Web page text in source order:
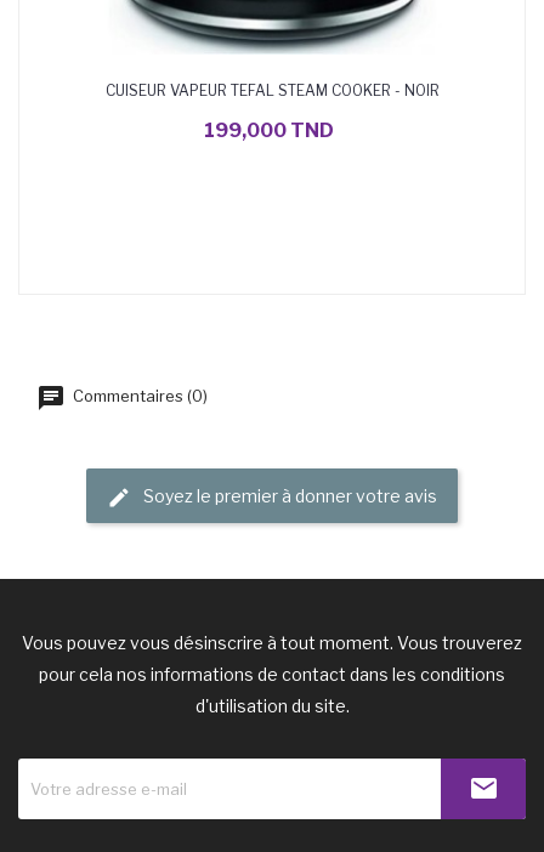
CUISEUR VAPEUR TEFAL STEAM COOKER - NOIR
199,000 TND
Commentaires (0)
Soyez le premier à donner votre avis
Vous pouvez vous désinscrire à tout moment. Vous trouverez
pour cela nos informations de contact dans les conditions
d'utilisation du site.